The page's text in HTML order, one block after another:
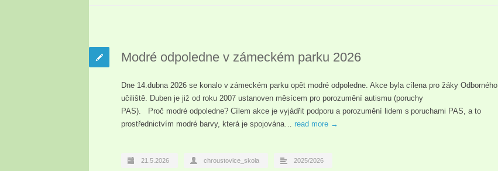
Modré odpoledne v zámeckém parku 2026
Dne 14.dubna 2026 se konalo v zámeckém parku opět modré odpoledne. Akce byla cílena pro žáky Odborného
učiliště. Duben je již od roku 2007 ustanoven měsícem pro porozumění autismu (poruchy
PAS). Proč modré odpoledne? Cílem akce je vyjádřit podporu a porozumění lidem s poruchami PAS, a to
prostřednictvím modré barvy, která je spojována… read more →
21.5.2026 chroustovice_skola 2025/2026